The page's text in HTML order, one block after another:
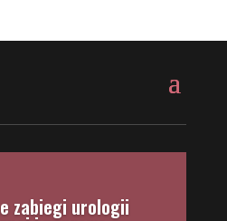
zabiegi urologii